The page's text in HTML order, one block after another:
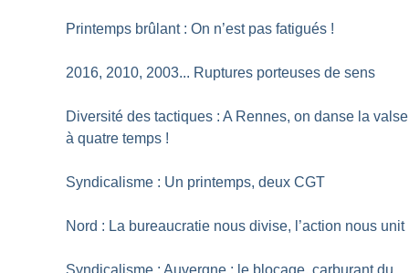
Printemps brûlant : On n’est pas fatigués !
2016, 2010, 2003... Ruptures porteuses de sens
Diversité des tactiques : A Rennes, on danse la valse
à quatre temps !
Syndicalisme : Un printemps, deux CGT
Nord : La bureaucratie nous divise, l’action nous unit